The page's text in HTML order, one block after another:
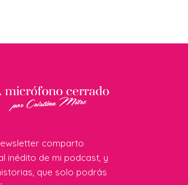
comparto
inédito de mi podcast, y
que solo podrás